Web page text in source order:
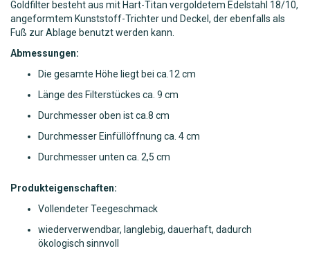
Goldfilter besteht aus mit Hart-Titan vergoldetem Edelstahl 18/10,
angeformtem Kunststoff-Trichter und Deckel, der ebenfalls als
Fuß zur Ablage benutzt werden kann.
Abmessungen:
Die gesamte Höhe liegt bei ca.12 cm
Länge des Filterstückes ca. 9 cm
Durchmesser oben ist ca.8 cm
Durchmesser Einfüllöffnung ca. 4 cm
Durchmesser unten ca. 2,5 cm
Produkteigenschaften:
Vollendeter Teegeschmack
wiederverwendbar, langlebig, dauerhaft, dadurch
ökologisch sinnvoll